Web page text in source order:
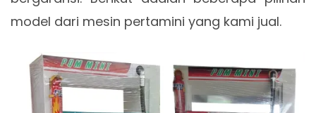
model dari mesin pertamini yang kami jual.